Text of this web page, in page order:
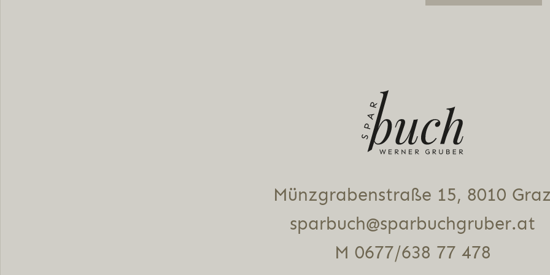
Münz­gra­ben­stra­ße 15, 8010
sparbuch@sparbuchgruber.at
M 0677/638 77 478